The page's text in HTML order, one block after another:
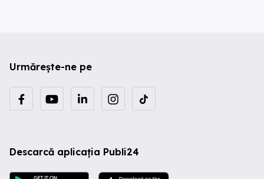
Urmărește-ne pe
Descarcă aplicația Publi24